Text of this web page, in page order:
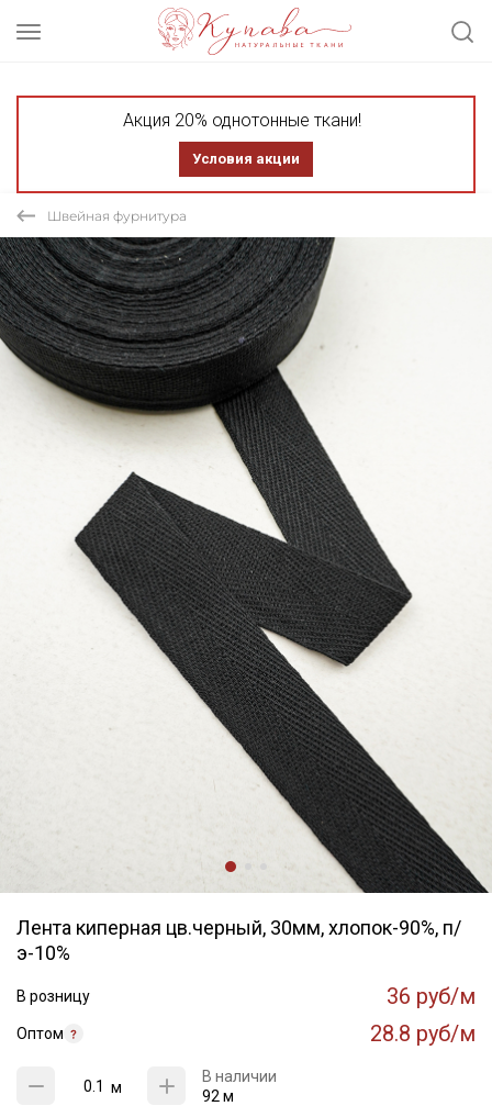
Акция 20% однотонные ткани!
Условия акции
Швейная фурнитура
Лента киперная цв.черный, 30мм, хлопок-90%, п/
э-10%
В розницу 36 руб/м
Оптом 28.8 руб/м
м
В наличии
92 м